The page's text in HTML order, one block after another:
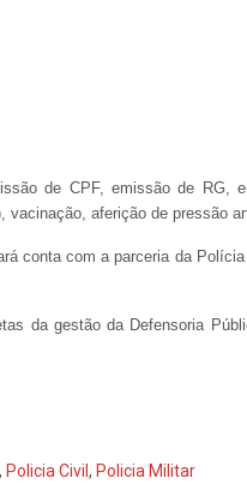
de CPF, emissão de
vacinação, aferição de pressão
conta com a parceria da
da gestão da Defensoria
, Policia Civil , Policia Militar